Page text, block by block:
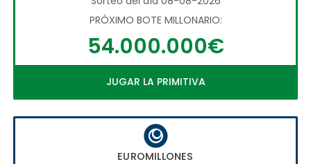
PRÓXIMO BOTE MILLONARIO:
54.000.000€
JUGAR LA PRIMITIVA
EUROMILLONES